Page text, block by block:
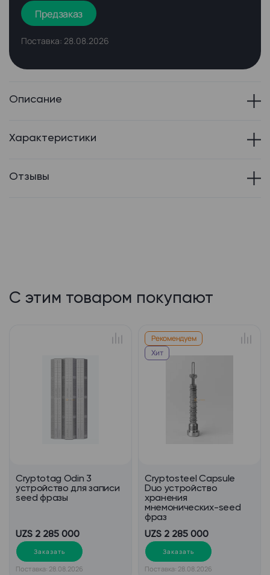
Описание
Характеристики
Отзывы
Предзаказ
Поставка: 28.08.2026
С этим товаром покупают
Cryptotag Odin 3
устройство для записи
seed фразы
UZS 2 285 000
Заказать
Поставка: 28.08.2026
Рекомендуем
Хит
Cryptosteel Capsule
Duo устройство
хранения
мнемонических-seed
фраз
UZS 2 285 000
Заказать
Поставка: 28.08.2026